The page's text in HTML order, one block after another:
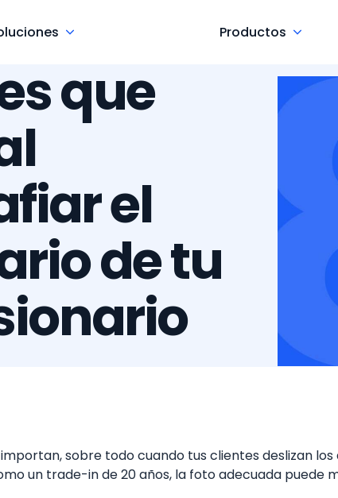
Productos
que
el
de tu
sobre todo cuando tus clientes deslizan
un trade-in de 20 años, la foto adecuada